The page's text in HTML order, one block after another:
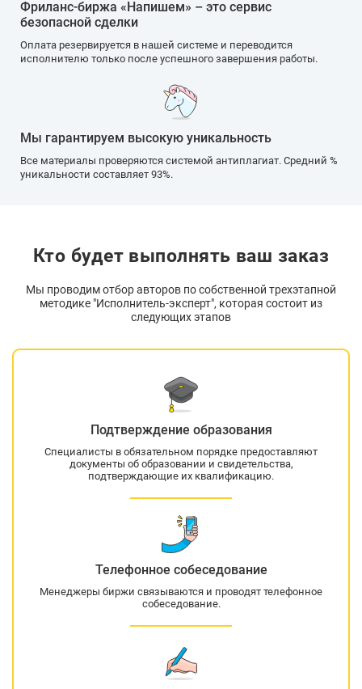
Фриланс-биржа «Напишем» – это сервис
безопасной сделки
Оплата резервируется в нашей системе и переводится
исполнителю только после успешного завершения работы.
Мы гарантируем высокую уникальность
Все материалы проверяются системой антиплагиат. Средний %
уникальности составляет 93%.
Кто будет выполнять ваш заказ
Мы проводим отбор авторов по собственной трехэтапной
методике "Исполнитель-эксперт", которая состоит из
следующих этапов
Подтверждение образования
Специалисты в обязательном порядке предоставляют
документы об образовании и свидетельства,
подтверждающие их квалификацию.
Телефонное собеседование
Менеджеры биржи связываются и проводят телефонное
собеседование.